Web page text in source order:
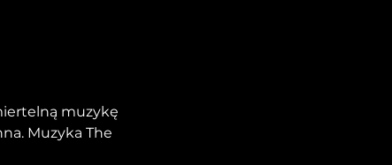
muzykę
Muzyka The